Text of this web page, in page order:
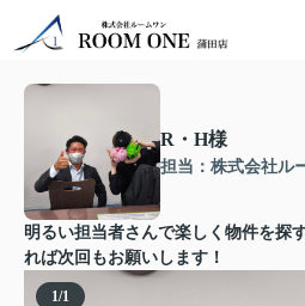
R・H様
担当：株式会社ル
明るい担当者さんで楽しく物件を探
れば次回もお願いします！
1/1